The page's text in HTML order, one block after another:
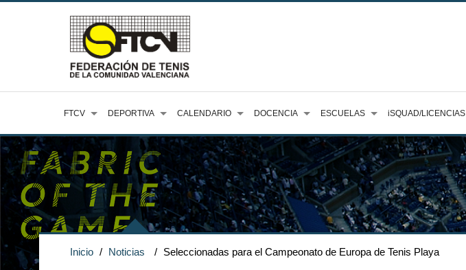
FTCV DEPORTIVA CALENDARIO DOCENCIA ESCUELAS iSQUAD/LICENCIAS
Inicio / Noticias / Seleccionadas para el Campeonato de Europa de Tenis Playa